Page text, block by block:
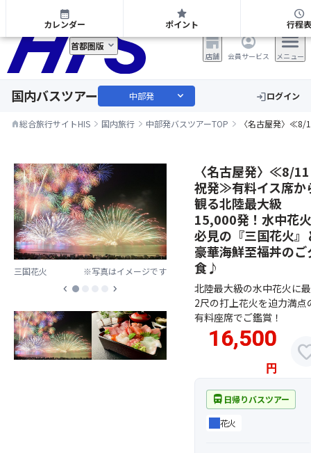
中部発 日帰り・宿泊バスツアー
首都圏版
店舗 会員サービス メニュー
国内バスツアー 中部発 expand_more loginログイン
home総合旅行サイトHIS 国内旅行 中部発バスツアーTOP 〈名古屋発〉≪8/
三国花火 ※写真はイメージです
chevron_left chevron_right
〈名古屋発〉≪8/11
祝発≫有料イス席か
観る北陸最大級
15,000発！水中花火
必見の『三国花火』
豪華海鮮至福丼のご
食♪
北陸最大級の水中花火に
2尺の打上花火を迫力満点
有料座席でご鑑賞！
16,500
円
directions_bus 日帰りバスツアー
花火
calendar_month
カレンダー
star
ポイント
schedule
行程表